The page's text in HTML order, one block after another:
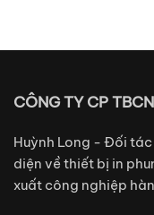
CÔNG TY CP
Huỳnh Long - Đối
diện về thiết bị in
xuất công nghiệp